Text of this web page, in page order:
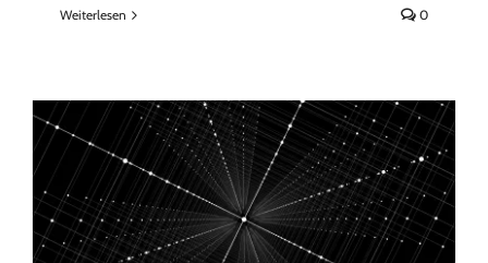
Weiterlesen 0